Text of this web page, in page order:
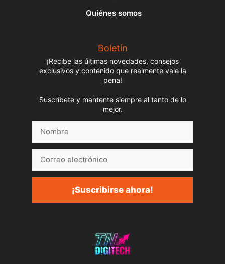
Quiénes somos
Boletín
¡Recibe las últimas novedades, consejos
exclusivos y contenido que realmente vale la
pena!
Suscríbete y mantente siempre al tanto de lo
mejor.
electrónico
¡Suscribirse ahora!